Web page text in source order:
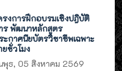
รงการฝึกอบรมเชิงปฎิบัติ
ร พัฒนาหลักสูตร
ะกาศนียบัตรวิชาชีพเฉพาะ
ยชั่วโมง
พุธ, 05 สิงหาคม 2569